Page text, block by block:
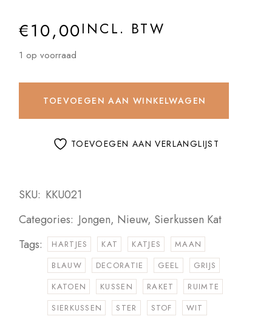
€10,00INCL. BTW
1 op voorraad
TOEVOEGEN AAN WINKELWAGEN
TOEVOEGEN AAN VERLANGLIJST
SKU: KKU021
Categories: Jongen, Nieuw, Sierkussen Kat
Tags:
HARTJES KAT KATJES
MAAN
BLAUW
DECORATIE GEEL
GRIJS
KATOEN
KUSSEN RAKET
RUIMTE
SIERKUSSEN
STER STOF WIT